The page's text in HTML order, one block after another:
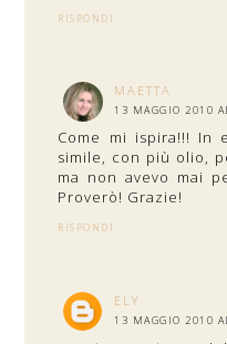
RISPONDI
MAETTA
13 MAGGIO 2010
Come mi ispira!!! In
simile, con più olio,
ma non avevo mai
Proverò! Grazie!
RISPONDI
ELY
13 MAGGIO 2010